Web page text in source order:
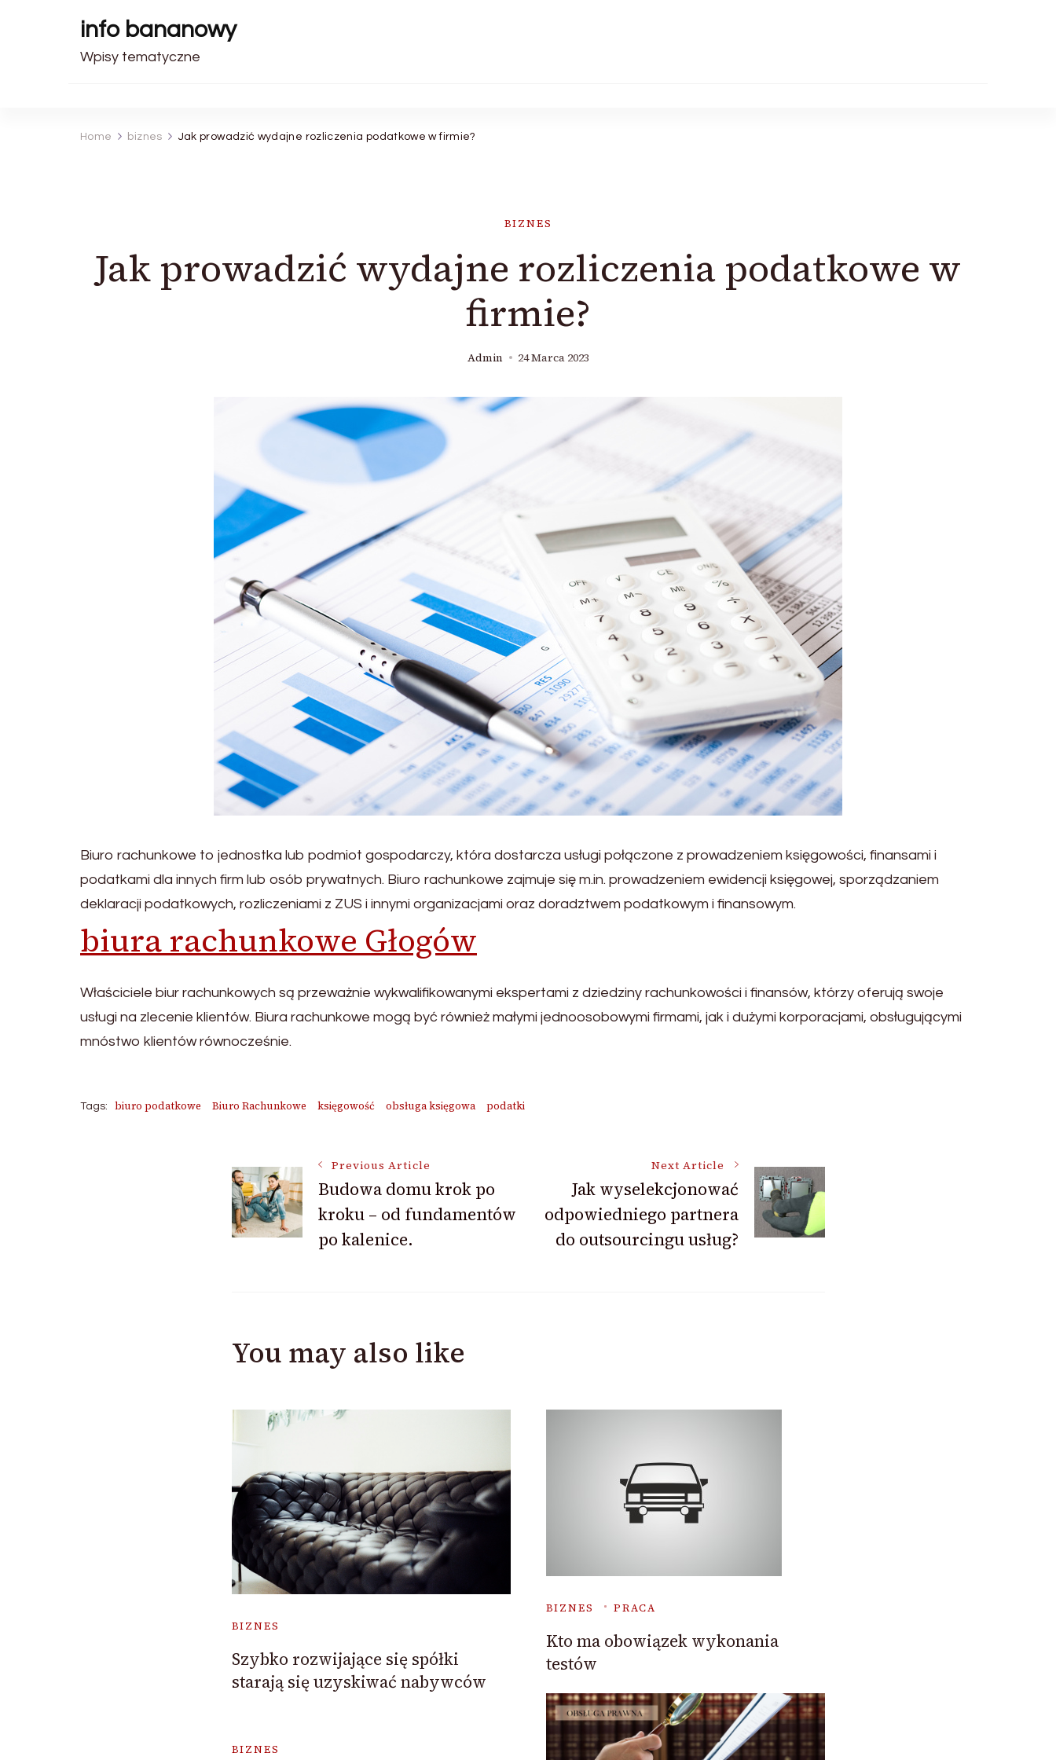
info bananowy
Wpisy tematyczne
Home biznes Jak prowadzić wydajne rozliczenia podatkowe w firmie?
BIZNES
Jak prowadzić wydajne rozliczenia podatkowe w
firmie?
Admin 24 Marca 2023
Biuro rachunkowe to jednostka lub podmiot gospodarczy, która dostarcza usługi połączone z prowadzeniem księgowości, finansami i
podatkami dla innych firm lub osób prywatnych. Biuro rachunkowe zajmuje się m.in. prowadzeniem ewidencji księgowej, sporządzaniem
deklaracji podatkowych, rozliczeniami z ZUS i innymi organizacjami oraz doradztwem podatkowym i finansowym.
biura rachunkowe Głogów
Właściciele biur rachunkowych są przeważnie wykwalifikowanymi ekspertami z dziedziny rachunkowości i finansów, którzy oferują swoje
usługi na zlecenie klientów. Biura rachunkowe mogą być również małymi jednoosobowymi firmami, jak i dużymi korporacjami, obsługującymi
mnóstwo klientów równocześnie.
Tags: biuro podatkowe Biuro Rachunkowe księgowość obsługa księgowa podatki
Post
Navigation
Previous Article
Budowa domu krok po
kroku – od fundamentów
po kalenice.
Next Article
Jak wyselekcjonować
odpowiedniego partnera
do outsourcingu usług?
You may also like
BIZNES
Szybko rozwijające się spółki
starają się uzyskiwać nabywców
BIZNES PRACA
Kto ma obowiązek wykonania
testów
BIZNES